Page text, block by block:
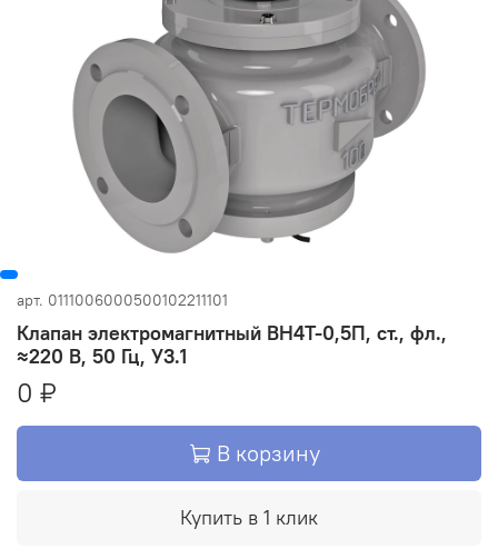
арт. 0111006000500102211101
Клапан электромагнитный ВН4Т-0,5П, ст., фл.,
≈220 В, 50 Гц, У3.1
0 ₽
В корзину
Купить в 1 клик